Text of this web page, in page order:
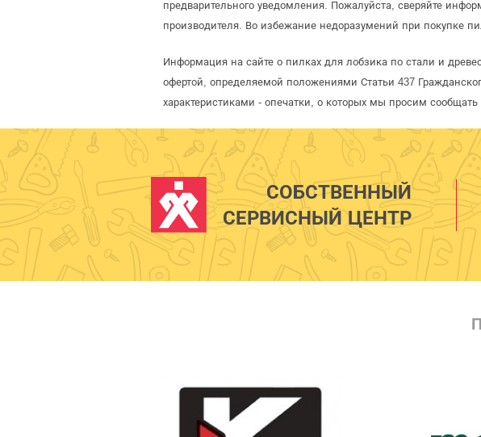
предварительного уведомления. Пожалуйста, сверяйте
производителя. Во избежание недоразумений при покупке
Информация на сайте о пилках для лобзика по стали и
офертой, определяемой положениями Статьи 437
характеристиками - опечатки, о которых мы просим
СОБСТВЕННЫЙ
СЕРВИСНЫЙ ЦЕНТР